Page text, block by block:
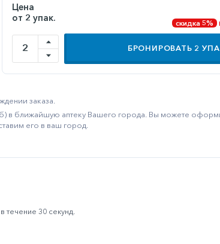
Цена
от 2 упак.
скидка 5%
БРОНИРОВАТЬ 2
заказа.
в ближайшую аптеку Вашего города. Вы можете
его в ваш город.
течение 30 секунд.